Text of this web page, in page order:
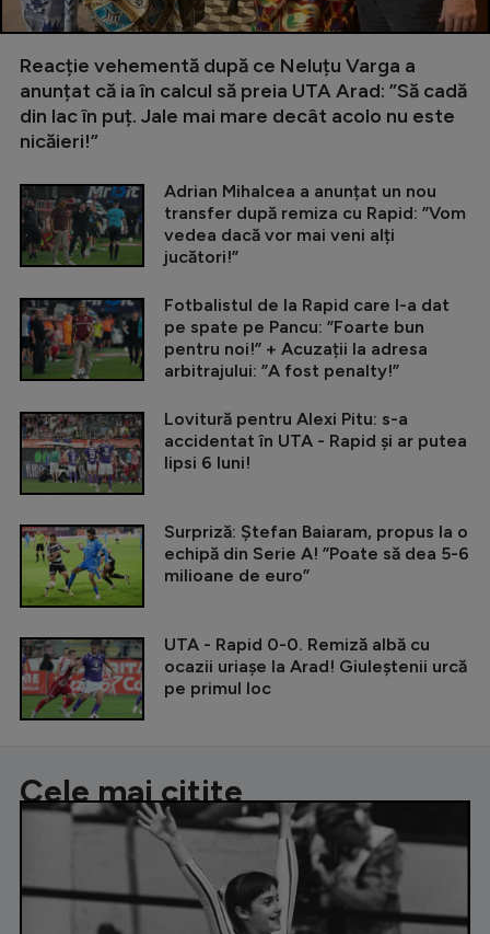
Reacție vehementă după ce Neluțu Varga a
anunțat că ia în calcul să preia UTA Arad: ”Să cadă
din lac în puț. Jale mai mare decât acolo nu este
nicăieri!”
Adrian Mihalcea a anunțat un nou
transfer după remiza cu Rapid: ”Vom
vedea dacă vor mai veni alți
jucători!”
Fotbalistul de la Rapid care l-a dat
pe spate pe Pancu: ”Foarte bun
pentru noi!” + Acuzații la adresa
arbitrajului: ”A fost penalty!”
Lovitură pentru Alexi Pitu: s-a
accidentat în UTA - Rapid și ar putea
lipsi 6 luni!
Surpriză: Ștefan Baiaram, propus la o
echipă din Serie A! ”Poate să dea 5-6
milioane de euro”
UTA - Rapid 0-0. Remiză albă cu
ocazii uriașe la Arad! Giuleștenii urcă
pe primul loc
Cele mai citite